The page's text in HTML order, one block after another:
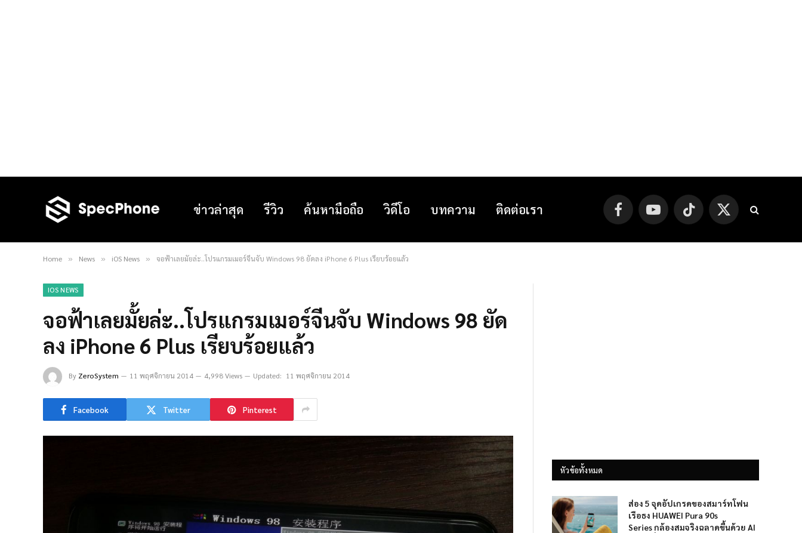
ข่าวล่าสุด รีวิว ค้นหามือถือ วิดีโอ บทความ ติดต่อเรา FacebookYouTube TikTok
X
(Twitter)
Home » News » iOS News » จอฟ้าเลยมั้ยล่ะ..โปรแกรมเมอร์จีนจับ Windows 98 ยัดลง iPhone 6 Plus เรียบร้อยแล้ว
IOS NEWS
จอฟ้าเลยมั้ยล่ะ..โปรแกรมเมอร์จีนจับ Windows 98 ยัด
ลง iPhone 6 Plus เรียบร้อยแล้ว
By ZeroSystem 11 พฤศจิกายน 2014 4,998 Views Updated: 11 พฤศจิกายน 2014
Facebook Twitter Pinterest
หัวข้อทั้งหมด
ส่อง 5 จุดอัปเกรดของสมาร์ทโฟน
เรือธง HUAWEI Pura 90s
Series กล้องสมจริงฉลาดขึ้นด้วย AI